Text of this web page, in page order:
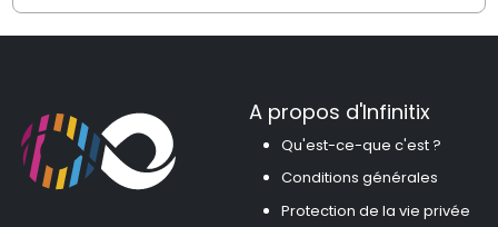
A propos d'Infinitix
Qu'est-ce-que c'est ?
Conditions générales
Protection de la vie privée